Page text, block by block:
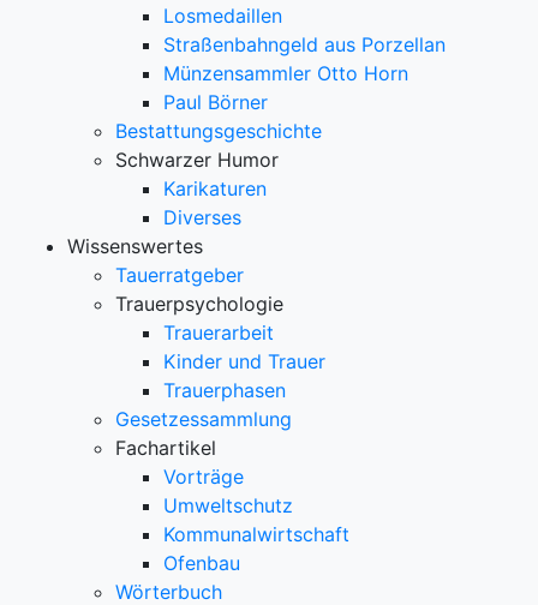
Losmedaillen
Straßenbahngeld aus Porzellan
Münzensammler Otto Horn
Paul Börner
Bestattungsgeschichte
Schwarzer Humor
Karikaturen
Diverses
Wissenswertes
Tauerratgeber
Trauerpsychologie
Trauerarbeit
Kinder und Trauer
Trauerphasen
Gesetzessammlung
Fachartikel
Vorträge
Umweltschutz
Kommunalwirtschaft
Ofenbau
Wörterbuch